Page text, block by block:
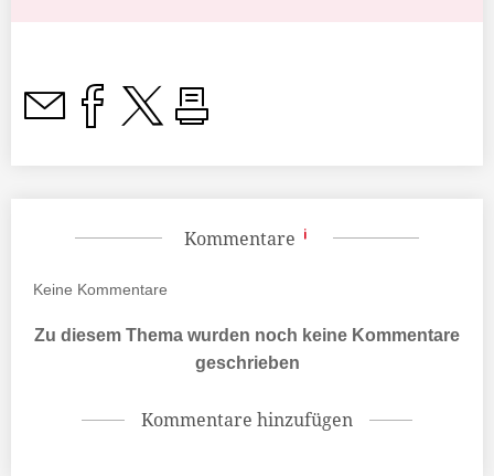
Kommentare
Keine Kommentare
Zu diesem Thema wurden noch keine Kommentare
geschrieben
Kommentare hinzufügen